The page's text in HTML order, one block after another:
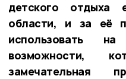
детского отдыха
области, и за её
использовать
возможности,
замечательная